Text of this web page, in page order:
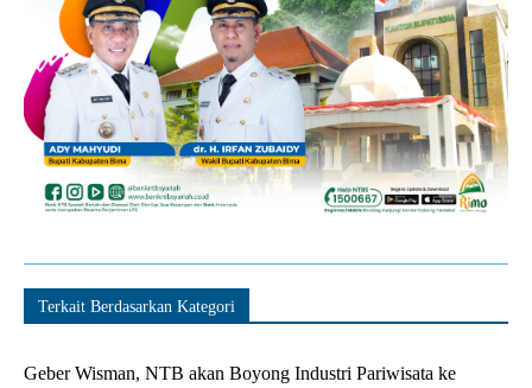
Terkait Berdasarkan Kategori
Geber Wisman, NTB akan Boyong Industri Pariwisata ke